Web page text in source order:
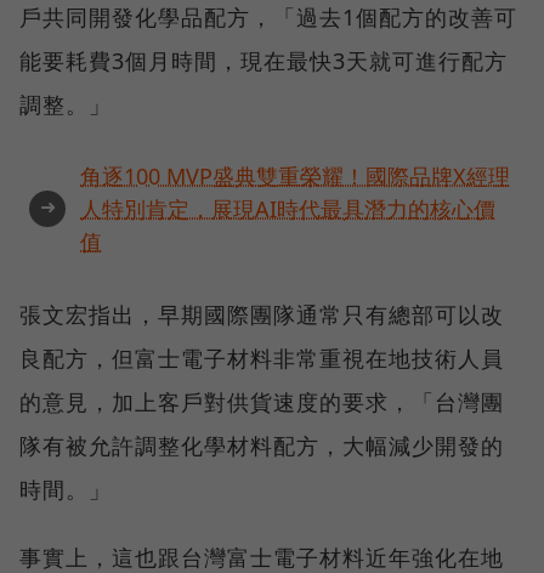
戶共同開發化學品配方，「過去1個配方的改善可
能要耗費3個月時間，現在最快3天就可進行配方
調整。」
➜
角逐100 MVP盛典雙重榮耀！國際品牌X經理
人特別肯定，展現AI時代最具潛力的核心價
值
張文宏指出，早期國際團隊通常只有總部可以改
良配方，但富士電子材料非常重視在地技術人員
的意見，加上客戶對供貨速度的要求，「台灣團
隊有被允許調整化學材料配方，大幅減少開發的
時間。」
事實上，這也跟台灣富士電子材料近年強化在地